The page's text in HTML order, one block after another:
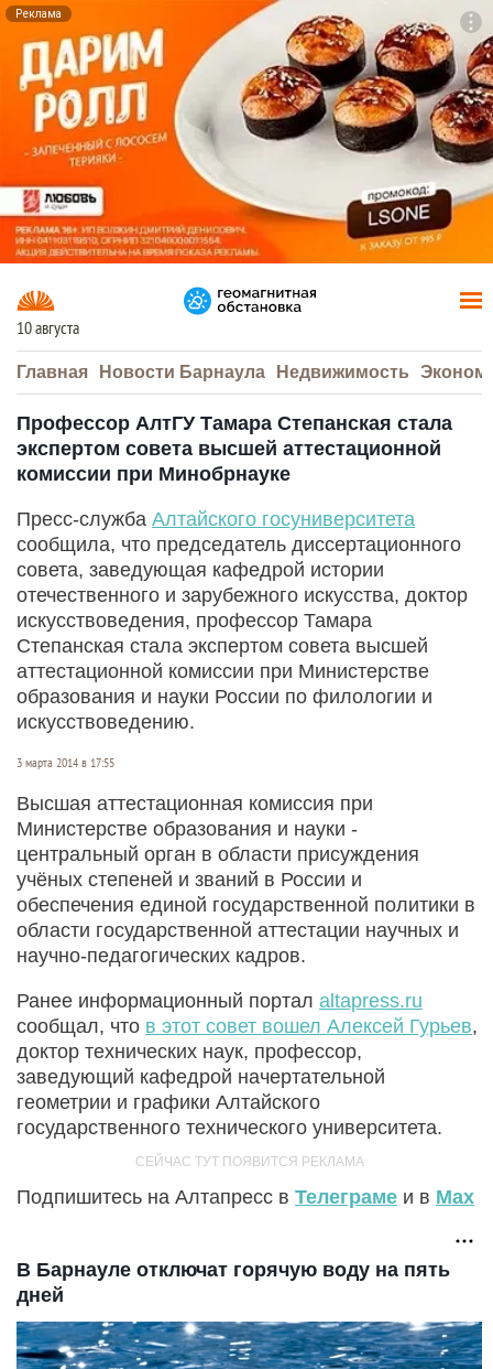
Реклама
10 августа
Главная Новости Барнаула Недвижимость
Профессор АлтГУ Тамара Степанская стала
экспертом совета высшей аттестационной
комиссии при Минобрнауке
Пресс-служба Алтайского госуниверситета
сообщила, что председатель диссертационного
совета, заведующая кафедрой истории
отечественного и зарубежного искусства, доктор
искусствоведения, профессор Тамара
Степанская стала экспертом совета высшей
аттестационной комиссии при Министерстве
образования и науки России по филологии и
искусствоведению.
3 марта 2014 в 17:55
Высшая аттестационная комиссия при
Министерстве образования и науки -
центральный орган в области присуждения
учёных степеней и званий в России и
обеспечения единой государственной политики в
области государственной аттестации научных и
научно-педагогических кадров.
Ранее информационный портал altapress.ru
сообщал, что в этот совет вошел Алексей Гурьев,
доктор технических наук, профессор,
заведующий кафедрой начертательной
геометрии и графики Алтайского
государственного технического университета.
Подпишитесь на Алтапресс в Телеграме и в Max
В Барнауле отключат горячую воду на пять
дней